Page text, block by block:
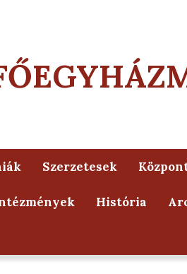
Szerzetesek
História